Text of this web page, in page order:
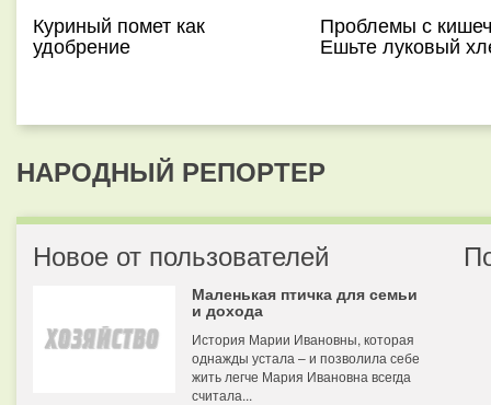
Куриный помет как
удобрение
Проблемы с
Ешьте луковый
НАРОДНЫЙ РЕПОРТЕР
Новое от пользователей
Маленькая птичка для семьи
и дохода
История Марии Ивановны, которая
однажды устала – и позволила себе
жить легче Мария Ивановна всегда
считала...